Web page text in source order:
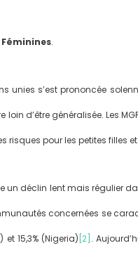
.
unies s’est prononcée
d’être généralisée. Les
risques pour les petites filles
un déclin lent mais régulier
concernées se
15,3% (Nigeria) [2] .